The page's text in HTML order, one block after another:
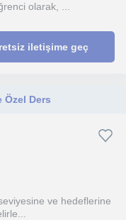
olarak, ...
iletişime geç
Ders
ve hedeflerine